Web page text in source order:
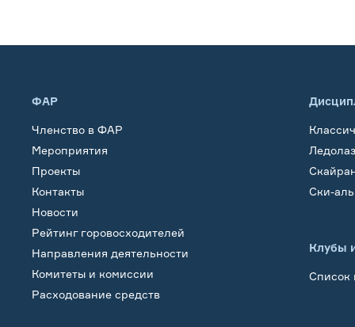
ФАР
Членство в ФАР
Мероприятия
Проекты
Контакты
Новости
Рейтинг горовосходителей
Направления деятельности
Комитеты и комиссии
Расходование средств
Ски-
Клубы
Список